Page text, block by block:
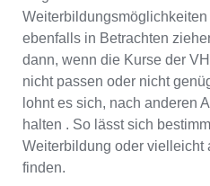
ebenfalls in Betrachten
dann, wenn die Kurse der
nicht passen oder nicht
lohnt es sich, nach anderen
halten . So lässt sich
Weiterbildung oder vielleicht
finden.